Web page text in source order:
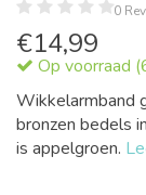
0
€14,99
Op voorraad
Wikkelarmband
bronzen bedels
is appelgroen.